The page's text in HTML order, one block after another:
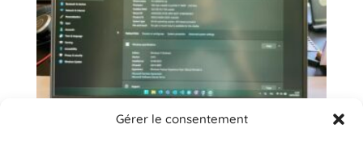
Gérer le consentement